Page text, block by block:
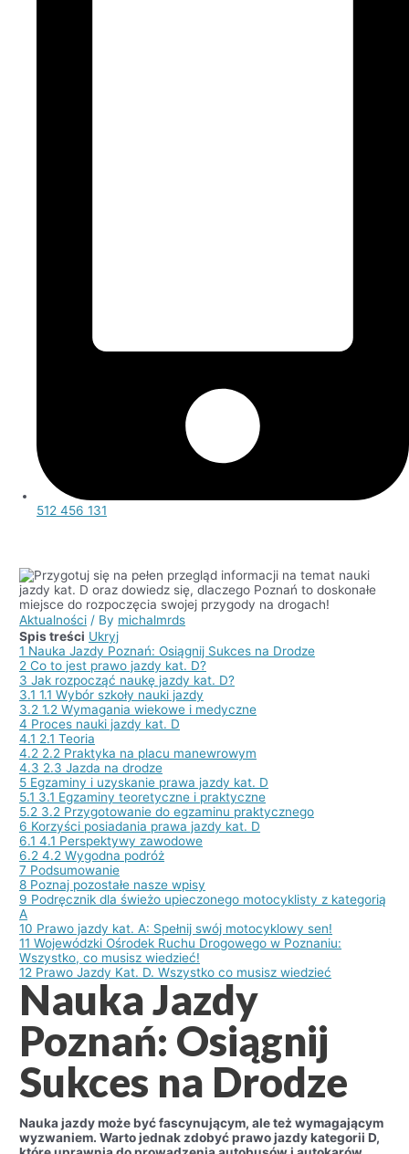
512 456 131
Aktualności / By michalmrds
Spis treści Ukryj
1 Nauka Jazdy Poznań: Osiągnij Sukces na Drodze
2 Co to jest prawo jazdy kat. D?
3 Jak rozpocząć naukę jazdy kat. D?
3.1 1.1 Wybór szkoły nauki jazdy
3.2 1.2 Wymagania wiekowe i medyczne
4 Proces nauki jazdy kat. D
4.1 2.1 Teoria
4.2 2.2 Praktyka na placu manewrowym
4.3 2.3 Jazda na drodze
5 Egzaminy i uzyskanie prawa jazdy kat. D
5.1 3.1 Egzaminy teoretyczne i praktyczne
5.2 3.2 Przygotowanie do egzaminu praktycznego
6 Korzyści posiadania prawa jazdy kat. D
6.1 4.1 Perspektywy zawodowe
6.2 4.2 Wygodna podróż
7 Podsumowanie
8 Poznaj pozostałe nasze wpisy
9 Podręcznik dla świeżo upieczonego motocyklisty z kategorią
A
10 Prawo jazdy kat. A: Spełnij swój motocyklowy sen!
11 Wojewódzki Ośrodek Ruchu Drogowego w Poznaniu:
Wszystko, co musisz wiedzieć!
12 Prawo Jazdy Kat. D. Wszystko co musisz wiedzieć
Nauka Jazdy
Poznań: Osiągnij
Sukces na Drodze
Nauka jazdy może być fascynującym, ale też wymagającym
wyzwaniem. Warto jednak zdobyć prawo jazdy kategorii D,